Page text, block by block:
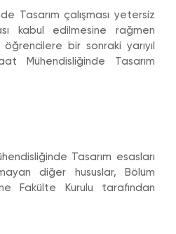
Tasarım çalışması yetersiz
kabul edilmesine rağmen
öğrencilere bir sonraki yarıyıl
Mühendisliğinde Tasarım
Tasarım esasları
diğer hususlar, Bölüm
Fakülte Kurulu tarafından